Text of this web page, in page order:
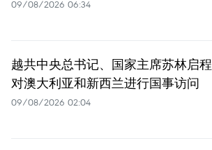
09/08/2026 06:34
越共中央总书记、国家主席苏林启程
对澳大利亚和新西兰进行国事访问
09/08/2026 02:04